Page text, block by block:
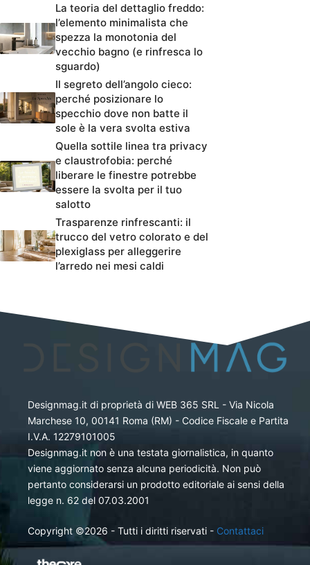
La teoria del dettaglio freddo:
l’elemento minimalista che
spezza la monotonia del
vecchio bagno (e rinfresca lo
sguardo)
Il segreto dell’angolo cieco:
perché posizionare lo
specchio dove non batte il
sole è la vera svolta estiva
Quella sottile linea tra privacy
e claustrofobia: perché
liberare le finestre potrebbe
essere la svolta per il tuo
salotto
Trasparenze rinfrescanti: il
trucco del vetro colorato e del
plexiglass per alleggerire
l’arredo nei mesi caldi
Designmag.it di proprietà di WEB 365 SRL - Via Nicola
Marchese 10, 00141 Roma (RM) - Codice Fiscale e Partita
I.V.A. 12279101005
Designmag.it non è una testata giornalistica, in quanto
viene aggiornato senza alcuna periodicità. Non può
pertanto considerarsi un prodotto editoriale ai sensi della
legge n. 62 del 07.03.2001
Copyright ©2026 - Tutti i diritti riservati - Contattaci